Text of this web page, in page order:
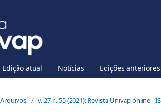
Edição atual Notícias Edições anteriores
Arquivos / v. 27 n. 55 (2021): Revista Univap online -